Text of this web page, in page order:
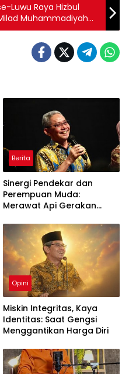
Luwu Raya Hizbul
Muhammadiyah
Berita
Sinergi Pendekar dan
Perempuan Muda:
Merawat Api Gerakan
Opini
Miskin Integritas, Kaya
Identitas: Saat Gengsi
Menggantikan Harga Diri